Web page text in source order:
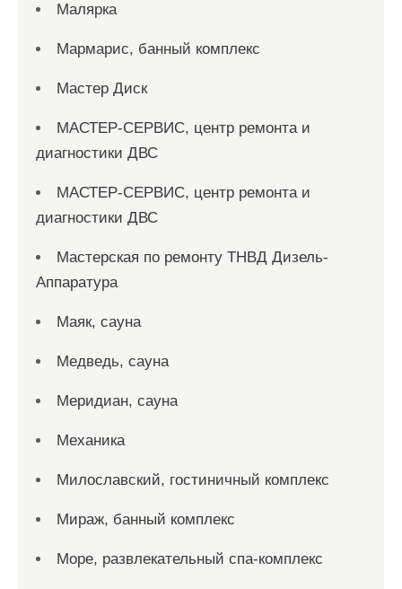
Малярка
Мармарис, банный комплекс
Мастер Диск
МАСТЕР-СЕРВИС, центр ремонта и
диагностики ДВС
МАСТЕР-СЕРВИС, центр ремонта и
диагностики ДВС
Мастерская по ремонту ТНВД Дизель-
Аппаратура
Маяк, сауна
Медведь, сауна
Меридиан, сауна
Механика
Милославский, гостиничный комплекс
Мираж, банный комплекс
Море, развлекательный спа-комплекс